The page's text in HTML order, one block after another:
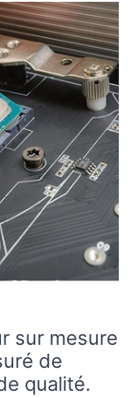
sur mesure
de
qualité.